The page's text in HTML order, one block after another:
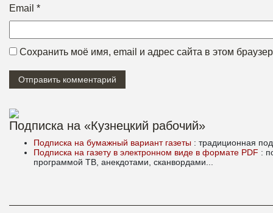
Email *
Сохранить моё имя, email и адрес сайта в этом
Подписка на «Кузнецкий рабочий»
Подписка на бумажный вариант газеты : традиционная
Подписка на газету в электронном виде в формате PDF :
программой ТВ, анекдотами, сканвордами...